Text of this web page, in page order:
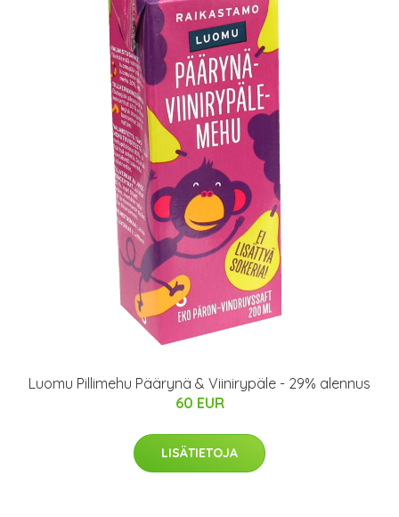
Luomu Pillimehu Päärynä & Viinirypäle - 29% alennus
60 EUR
LISÄTIETOJA